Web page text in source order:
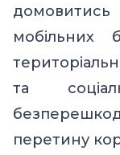
мобільних
та
перетину